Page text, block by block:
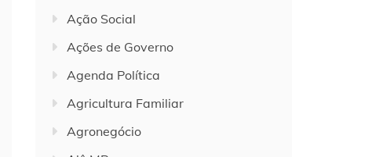
Ação Social
Ações de Governo
Agenda Política
Agricultura Familiar
Agronegócio